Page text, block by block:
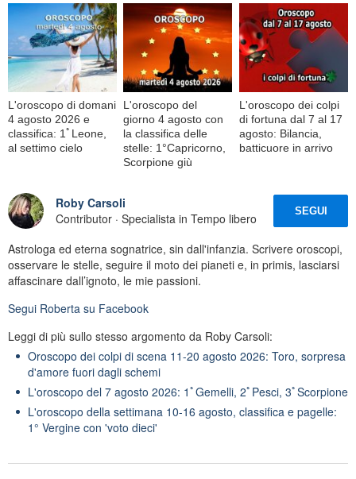
L'oroscopo di domani
4 agosto 2026 e
classifica: 1ﾟLeone,
al settimo cielo
L'oroscopo del
giorno 4 agosto con
la classifica delle
stelle: 1°Capricorno,
Scorpione giù
L'oroscopo dei colpi
di fortuna dal 7 al 17
agosto: Bilancia,
batticuore in arrivo
Roby Carsoli
Contributor · Specialista in Tempo libero
SEGUI
Astrologa ed eterna sognatrice, sin dall'infanzia. Scrivere oroscopi,
osservare le stelle, seguire il moto dei pianeti e, in primis, lasciarsi
affascinare dall’ignoto, le mie passioni.
Segui Roberta su Facebook
Leggi di più sullo stesso argomento da Roby Carsoli:
Oroscopo dei colpi di scena 11-20 agosto 2026: Toro, sorpresa
d'amore fuori dagli schemi
L'oroscopo del 7 agosto 2026: 1ﾟGemelli, 2ﾟPesci, 3ﾟScorpione
L'oroscopo della settimana 10-16 agosto, classifica e pagelle:
1° Vergine con 'voto dieci'